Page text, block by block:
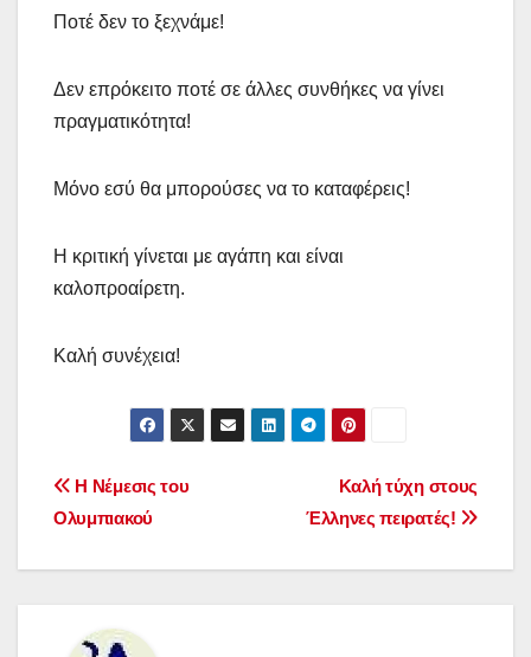
Ποτέ δεν το ξεχνάμε!
Δεν επρόκειτο ποτέ σε άλλες συνθήκες να γίνει
πραγματικότητα!
Μόνο εσύ θα μπορούσες να το καταφέρεις!
Η κριτική γίνεται με αγάπη και είναι
καλοπροαίρετη.
Καλή συνέχεια!
Post
navigation
Καλή τύχη στους
Έλληνες πειρατές!
Η Νέμεσις του
Ολυμπιακού